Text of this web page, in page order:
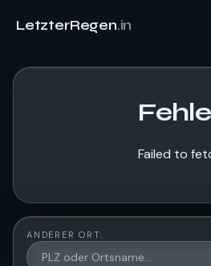
LetzterRegen.in
Failed to
ANDERER ORT: